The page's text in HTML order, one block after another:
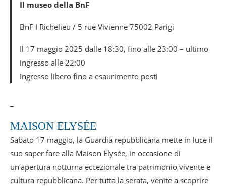
Il museo della BnF
BnF I Richelieu / 5 rue Vivienne 75002 Parigi
Il 17 maggio 2025 dalle 18:30, fino alle 23:00 – ultimo
ingresso alle 22:00
Ingresso libero fino a esaurimento posti
MAISON ELYSÉE
Sabato 17 maggio, la Guardia repubblicana mette in luce il
suo saper fare alla Maison Elysée, in occasione di
un’apertura notturna eccezionale tra patrimonio vivente e
cultura repubblicana. Per tutta la serata, venite a scoprire